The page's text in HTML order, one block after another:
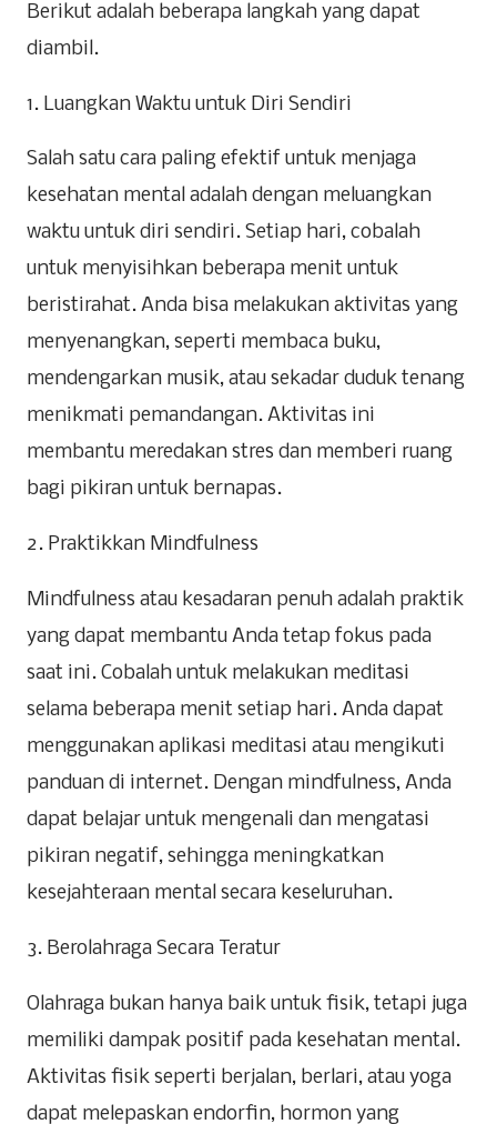
Berikut adalah beberapa langkah yang dapat
diambil.
1. Luangkan Waktu untuk Diri Sendiri
Salah satu cara paling efektif untuk menjaga
kesehatan mental adalah dengan meluangkan
waktu untuk diri sendiri. Setiap hari, cobalah
untuk menyisihkan beberapa menit untuk
beristirahat. Anda bisa melakukan aktivitas yang
menyenangkan, seperti membaca buku,
mendengarkan musik, atau sekadar duduk tenang
menikmati pemandangan. Aktivitas ini
membantu meredakan stres dan memberi ruang
bagi pikiran untuk bernapas.
2. Praktikkan Mindfulness
Mindfulness atau kesadaran penuh adalah praktik
yang dapat membantu Anda tetap fokus pada
saat ini. Cobalah untuk melakukan meditasi
selama beberapa menit setiap hari. Anda dapat
menggunakan aplikasi meditasi atau mengikuti
panduan di internet. Dengan mindfulness, Anda
dapat belajar untuk mengenali dan mengatasi
pikiran negatif, sehingga meningkatkan
kesejahteraan mental secara keseluruhan.
3. Berolahraga Secara Teratur
Olahraga bukan hanya baik untuk fisik, tetapi juga
memiliki dampak positif pada kesehatan mental.
Aktivitas fisik seperti berjalan, berlari, atau yoga
dapat melepaskan endorfin, hormon yang